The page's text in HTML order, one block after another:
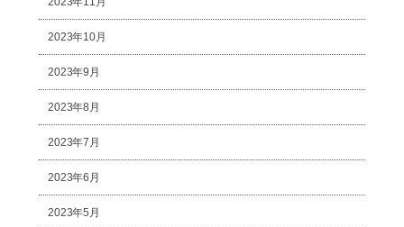
2023年10月
2023年9月
2023年8月
2023年7月
2023年6月
2023年5月